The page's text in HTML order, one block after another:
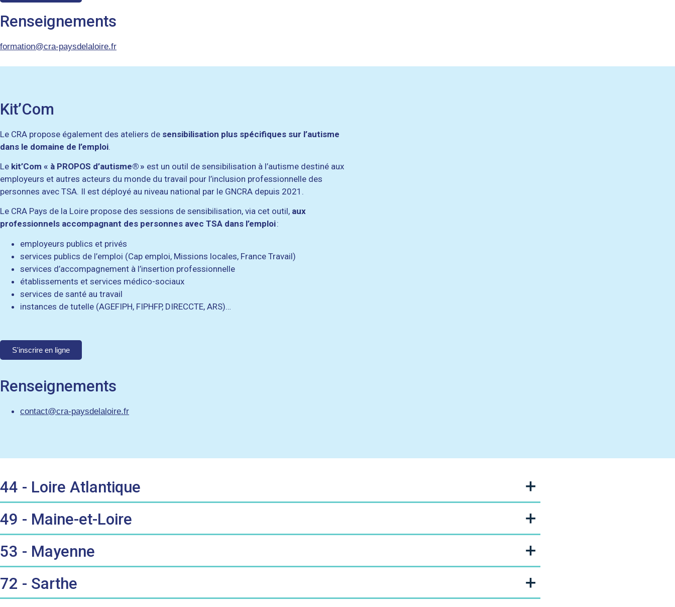
Renseignements
formation@cra-paysdelaloire.fr
Kit’Com
Le CRA propose également des ateliers de sensibilisation plus spécifiques sur l’autisme
dans le domaine de l’emploi.
Le kit’Com « à PROPOS d’autisme® » est un outil de sensibilisation à l’autisme destiné aux
employeurs et autres acteurs du monde du travail pour l’inclusion professionnelle des
personnes avec TSA. Il est déployé au niveau national par le GNCRA depuis 2021.
Le CRA Pays de la Loire propose des sessions de sensibilisation, via cet outil, aux
professionnels accompagnant des personnes avec TSA dans l’emploi:
employeurs publics et privés
services publics de l’emploi (Cap emploi, Missions locales, France Travail)
services d’accompagnement à l’insertion professionnelle
établissements et services médico-sociaux
services de santé au travail
instances de tutelle (AGEFIPH, FIPHFP, DIRECCTE, ARS)…
S'inscrire en ligne
Renseignements
contact@cra-paysdelaloire.fr
44 - Loire Atlantique
49 - Maine-et-Loire
53 - Mayenne
72 - Sarthe